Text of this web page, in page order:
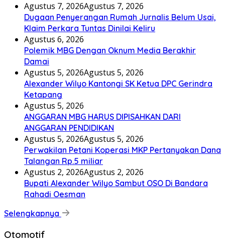
Agustus 7, 2026Agustus 7, 2026
Dugaan Penyerangan Rumah Jurnalis Belum Usai,
Klaim Perkara Tuntas Dinilai Keliru
Agustus 6, 2026
Polemik MBG Dengan Oknum Media Berakhir
Damai
Agustus 5, 2026Agustus 5, 2026
Alexander Wilyo Kantongi SK Ketua DPC Gerindra
Ketapang
Agustus 5, 2026
ANGGARAN MBG HARUS DIPISAHKAN DARI
ANGGARAN PENDIDIKAN
Agustus 5, 2026Agustus 5, 2026
Perwakilan Petani Koperasi MKP Pertanyakan Dana
Talangan Rp.5 miliar
Agustus 2, 2026Agustus 2, 2026
Bupati Alexander Wilyo Sambut OSO Di Bandara
Rahadi Oesman
Selengkapnya
Otomotif